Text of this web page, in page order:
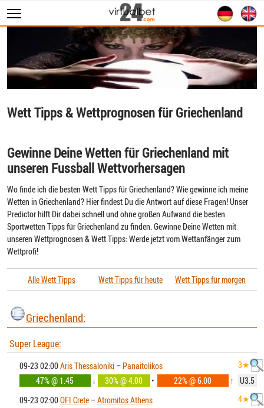
Sportwetten
WM 2026
Wett Tipps
Statistiken
Wett Tipps & Wettprognosen für Griechenland
Gewinne Deine Wetten für Griechenland mit
unseren Fussball Wettvorhersagen
Wo finde ich die besten Wett Tipps für Griechenland? Wie gewinne ich meine
Wetten in Griechenland? Hier findest Du die Antwort auf diese Fragen! Unser
Predictor hilft Dir dabei schnell und ohne großen Aufwand die besten
Sportwetten Tipps für Griechenland zu finden. Gewinne Deine Wetten mit
unseren Wettprognosen & Wett Tipps: Werde jetzt vom Wettanfänger zum
Wettprofi!
Alle Wett Tipps Wett Tipps für heute Wett Tipps für morgen
Griechenland:
Super League:
09-23 02:00Aris Thessaloniki– Panaitolikos
3★
47% @ 1.45
↓ 30% @ 4.00 • 22% @ 6.00 ↑
U3.5
09-23 02:00OFI Crete–Atromitos Athens
4★